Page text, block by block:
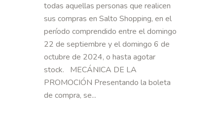
todas aquellas personas que realicen
sus compras en Salto Shopping, en el
período comprendido entre el domingo
22 de septiembre y el domingo 6 de
octubre de 2024, o hasta agotar
stock. MECÁNICA DE LA
PROMOCIÓN Presentando la boleta
de compra, se...